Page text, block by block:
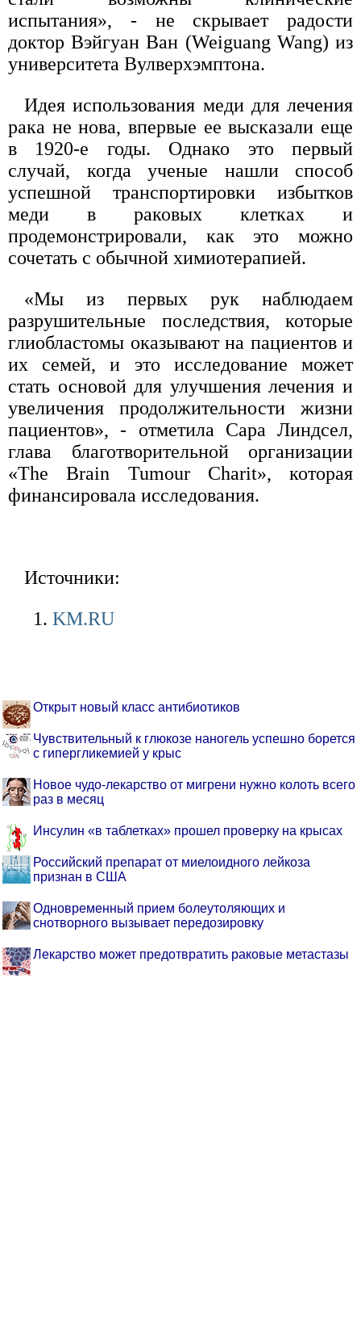
испытания», - не скрывает радости
доктор Вэйгуан Ван (Weiguang Wang) из
университета Вулверхэмптона.
Идея использования меди для лечения
рака не нова, впервые ее высказали еще
в 1920-е годы. Однако это первый
случай, когда ученые нашли способ
успешной транспортировки избытков
меди в раковых клетках и
продемонстрировали, как это можно
сочетать с обычной химиотерапией.
«Мы из первых рук наблюдаем
разрушительные последствия, которые
глиобластомы оказывают на пациентов и
их семей, и это исследование может
стать основой для улучшения лечения и
увеличения продолжительности жизни
пациентов», - отметила Сара Линдсел,
глава благотворительной организации
«The Brain Tumour Charit», которая
финансировала исследования.
Источники:
KM.RU
Открыт новый класс антибиотиков
Чувствительный к глюкозе наногель успешно борется
с гипергликемией у крыс
Новое чудо-лекарство от мигрени нужно колоть всего
раз в месяц
Инсулин «в таблетках» прошел проверку на крысах
Российский препарат от миелоидного лейкоза
признан в США
Одновременный прием болеутоляющих и
снотворного вызывает передозировку
Лекарство может предотвратить раковые метастазы